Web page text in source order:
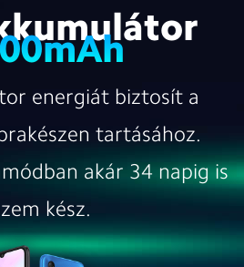
energiát biztosít a
tartásához.
akár 34 napig is
kész.